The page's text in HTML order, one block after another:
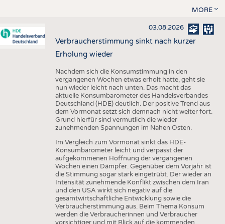
MORE
03.08.2026
Verbraucherstimmung sinkt nach kurzer
Erholung wieder
Nachdem sich die Konsumstimmung in den
vergangenen Wochen etwas erholt hatte, geht sie
nun wieder leicht nach unten. Das macht das
aktuelle Konsumbarometer des Handelsverbandes
Deutschland (HDE) deutlich. Der positive Trend aus
dem Vormonat setzt sich demnach nicht weiter fort.
Grund hierfür sind vermutlich die wieder
zunehmenden Spannungen im Nahen Osten.
Im Vergleich zum Vormonat sinkt das HDE-
Konsumbarometer leicht und verpasst der
aufgekommenen Hoffnung der vergangenen
Wochen einen Dämpfer. Gegenüber dem Vorjahr ist
die Stimmung sogar stark eingetrübt. Der wieder an
Intensität zunehmende Konflikt zwischen dem Iran
und den USA wirkt sich negativ auf die
gesamtwirtschaftliche Entwicklung sowie die
Verbraucherstimmung aus. Beim Thema Konsum
werden die Verbraucherinnen und Verbraucher